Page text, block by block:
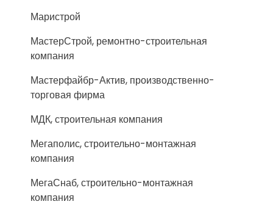
Маристрой
МастерСтрой, ремонтно-строительная
компания
Мастерфайбр-Актив, производственно-
торговая фирма
МДК, строительная компания
Мегаполис, строительно-монтажная
компания
МегаСнаб, строительно-монтажная
компания